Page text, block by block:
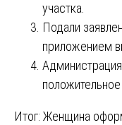
участка.
Подали
приложением
Итог: Женщина